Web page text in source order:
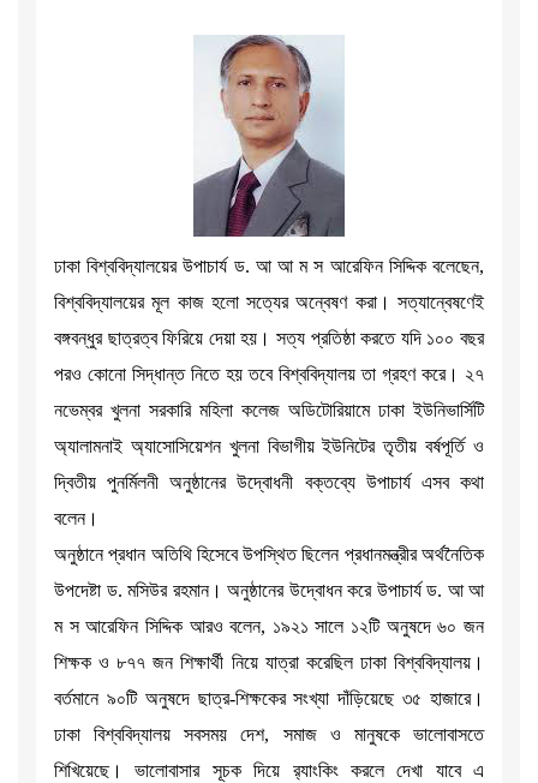
ঢাকা বিশ্ববিদ্যালয়ের উপাচার্য ড. আ আ ম স আরেফিন সিদ্দিক বলেছেন,
বিশ্ববিদ্যালয়ের মূল কাজ হলো সত্যের অন্বেষণ করা। সত্যান্বেষণেই
বঙ্গবন্ধুর ছাত্রত্ব ফিরিয়ে দেয়া হয়। সত্য প্রতিষ্ঠা করতে যদি ১০০ বছর
পরও কোনো সিদ্ধান্ত নিতে হয় তবে বিশ্ববিদ্যালয় তা গ্রহণ করে। ২৭
নভেম্বর খুলনা সরকারি মহিলা কলেজ অডিটোরিয়ামে ঢাকা ইউনিভার্সিটি
অ্যালামনাই অ্যাসোসিয়েশন খুলনা বিভাগীয় ইউনিটের তৃতীয় বর্ষপূর্তি ও
দ্বিতীয় পুনর্মিলনী অনুষ্ঠানের উদ্বোধনী বক্তব্যে উপাচার্য এসব কথা
বলেন।
অনুষ্ঠানে প্রধান অতিথি হিসেবে উপস্থিত ছিলেন প্রধানমন্ত্রীর অর্থনৈতিক
উপদেষ্টা ড. মসিউর রহমান। অনুষ্ঠানের উদ্বোধন করে উপাচার্য ড. আ আ
ম স আরেফিন সিদ্দিক আরও বলেন, ১৯২১ সালে ১২টি অনুষদে ৬০ জন
শিক্ষক ও ৮৭৭ জন শিক্ষার্থী নিয়ে যাত্রা করেছিল ঢাকা বিশ্ববিদ্যালয়।
বর্তমানে ৯০টি অনুষদে ছাত্র-শিক্ষকের সংখ্যা দাঁড়িয়েছে ৩৫ হাজারে।
ঢাকা বিশ্ববিদ্যালয় সবসময় দেশ, সমাজ ও মানুষকে ভালোবাসতে
শিখিয়েছে। ভালোবাসার সূচক দিয়ে র‌্যাংকিং করলে দেখা যাবে এ